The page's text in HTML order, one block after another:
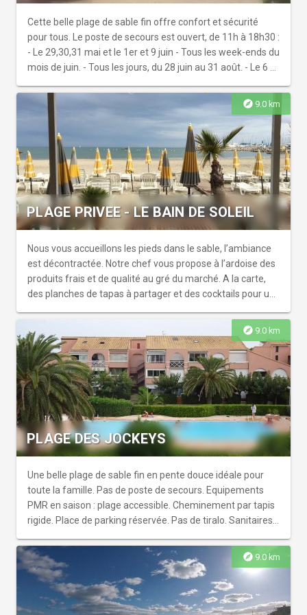
Cette belle plage de sable fin offre confort et sécurité
pour tous. Le poste de secours est ouvert, de 11h à 18h30 :
- Le 29,30,31 mai et le 1er et 9 juin - Tous les week-ends du
mois de juin. - Tous les jours, du 28 juin au 31 août. - Le 6 et
d’identification gratuits pour vos enfants. Equipements
PMR en saison : 1 tiralo, cheminement par tapis rigide, 2
places de parking réservées. 1 accessound (casque
d’accès à la baignade pour malvoyant). Le kiosque multi-
services nommé Kiosky, labellisé "Tourisme et Handicap"
pour les 4 handicaps vous offre : douches et sanitaires
accessibles aux PMR, espace bébé, point secours et
armoire à pharmacie, recharge fauteuils roulants
électriques, assistance technique (outils). A deux pas :
mini-golf, jeux pour les plus petits, terrain de beach-soccer,
plage privée et restaurant de plage.
explore 9.0 km
PLAGE PRIVEE - LE BAIN DE SOLEIL
Nous vous accueillons les pieds dans le sable, l’ambiance
est décontractée. Notre chef vous propose à l’ardoise des
produits frais et de qualité au gré du marché. A la carte,
des planches de tapas à partager et des cocktails pour un
explore 9.0 km
PLAGE DES JOCKEYS
Une belle plage de sable fin en pente douce idéale pour
toute la famille. Pas de poste de secours. Equipements
PMR en saison : plage accessible. Cheminement par tapis
rigide. Place de parking réservée. Pas de tiralo. Sanitaires
proximité.
explore 9.0 km